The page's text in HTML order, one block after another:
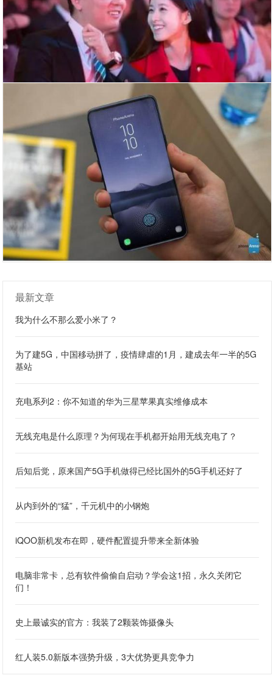
最新文章
我为什么不那么爱小米了？
为了建5G，中国移动拼了，疫情肆虐的1月，建成去年一半的5G
基站
充电系列2：你不知道的华为三星苹果真实维修成本
无线充电是什么原理？为何现在手机都开始用无线充电了？
后知后觉，原来国产5G手机做得已经比国外的5G手机还好了
从内到外的“猛”，千元机中的小钢炮
iQOO新机发布在即，硬件配置提升带来全新体验
电脑非常卡，总有软件偷偷自启动？学会这1招，永久关闭它
们！
史上最诚实的官方：我装了2颗装饰摄像头
红人装5.0新版本强势升级，3大优势更具竞争力